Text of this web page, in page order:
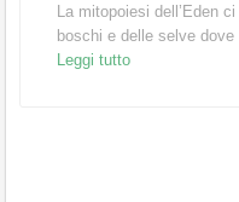
La mitopoiesi dell’Eden
boschi e delle selve dove
Leggi tutto